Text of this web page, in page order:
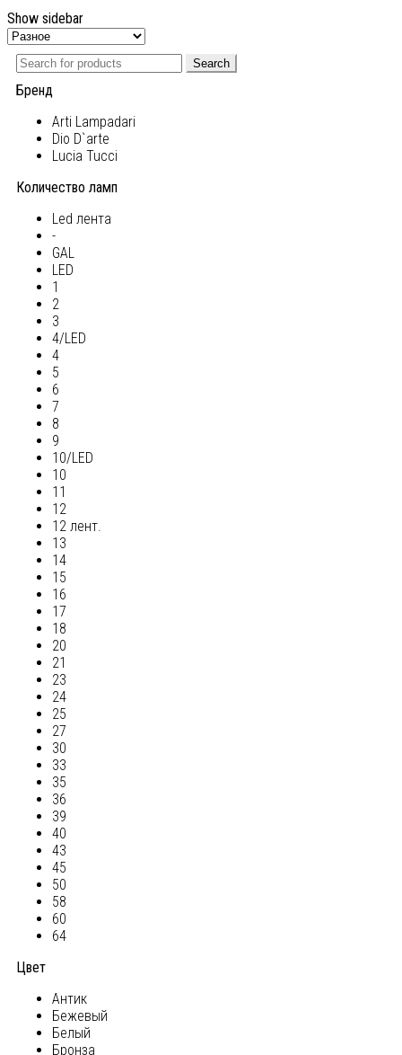
Show sidebar
Search
Бренд
Arti Lampadari
Dio D`arte
Lucia Tucci
Количество ламп
Led лента
-
GAL
LED
1
2
3
4/LED
4
5
6
7
8
9
10/LED
10
11
12
12 лент.
13
14
15
16
17
18
20
21
23
24
25
27
30
33
35
36
39
40
43
45
50
58
60
64
Цвет
Антик
Бежевый
Белый
Бронза